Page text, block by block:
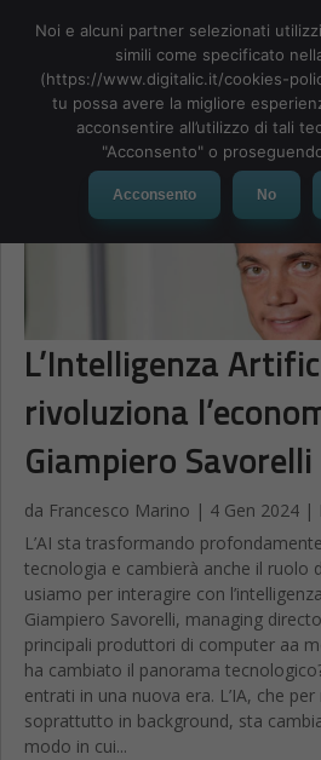
MENU
L’Intelligenza
rivoluziona
Giampiero Savorelli
da Francesco Marino | 4 Gen 2024 |
L’AI sta trasformando
tecnologia e cambierà anche il ruolo
usiamo per interagire con
Giampiero Savorelli, managing
principali produttori di computer aa
ha cambiato il panorama
entrati in una nuova era. L’IA, che
soprattutto in background, sta
modo in cui...
Noi e alcuni partner selezionati
simili come specificato
(https://www.digitalic.it/cookies-
tu possa avere la migliore
acconsentire all’utilizzo di tali
"Acconsento" o
Acconsento No